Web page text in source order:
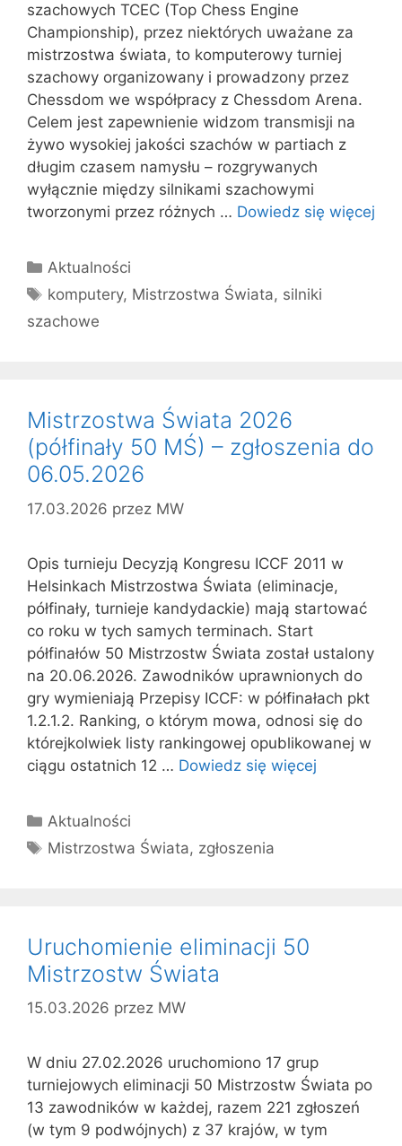
szachowych TCEC (Top Chess Engine
Championship), przez niektórych uważane za
mistrzostwa świata, to komputerowy turniej
szachowy organizowany i prowadzony przez
Chessdom we współpracy z Chessdom Arena.
Celem jest zapewnienie widzom transmisji na
żywo wysokiej jakości szachów w partiach z
długim czasem namysłu – rozgrywanych
wyłącznie między silnikami szachowymi
tworzonymi przez różnych … Dowiedz się więcej
Kategorie
Aktualności
Tagi
komputery, Mistrzostwa Świata, silniki
szachowe
Mistrzostwa Świata 2026
(półfinały 50 MŚ) – zgłoszenia do
06.05.2026
17.03.2026 przez MW
Opis turnieju Decyzją Kongresu ICCF 2011 w
Helsinkach Mistrzostwa Świata (eliminacje,
półfinały, turnieje kandydackie) mają startować
co roku w tych samych terminach. Start
półfinałów 50 Mistrzostw Świata został ustalony
na 20.06.2026. Zawodników uprawnionych do
gry wymieniają Przepisy ICCF: w półfinałach pkt
1.2.1.2. Ranking, o którym mowa, odnosi się do
którejkolwiek listy rankingowej opublikowanej w
ciągu ostatnich 12 … Dowiedz się więcej
Kategorie
Aktualności
Tagi
Mistrzostwa Świata, zgłoszenia
Uruchomienie eliminacji 50
Mistrzostw Świata
15.03.2026 przez MW
W dniu 27.02.2026 uruchomiono 17 grup
turniejowych eliminacji 50 Mistrzostw Świata po
13 zawodników w każdej, razem 221 zgłoszeń
(w tym 9 podwójnych) z 37 krajów, w tym